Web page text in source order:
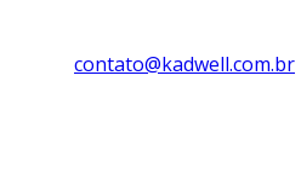
contato@kadwell.com.br